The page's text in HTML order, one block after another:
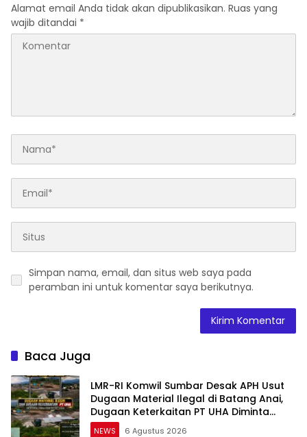
Alamat email Anda tidak akan dipublikasikan. Ruas yang
wajib ditandai *
Simpan nama, email, dan situs web saya pada
peramban ini untuk komentar saya berikutnya.
Baca Juga
LMR-RI Komwil Sumbar Desak APH Usut
Dugaan Material Ilegal di Batang Anai,
Dugaan Keterkaitan PT UHA Diminta
Diselidiki Tuntas
NEWS 6 Agustus 2026